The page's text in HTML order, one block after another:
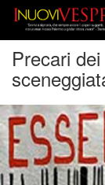
Precari